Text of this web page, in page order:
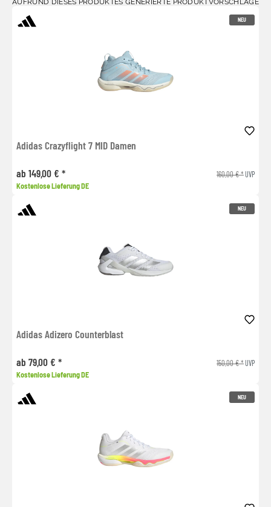
NEU
Adidas Crazyflight 7 MID Damen
ab 149,00 € * 160,00 € *UVP
Kostenlose Lieferung DE
NEU
Adidas Adizero Counterblast
ab 79,00 € * 150,00 € *UVP
Kostenlose Lieferung DE
NEU